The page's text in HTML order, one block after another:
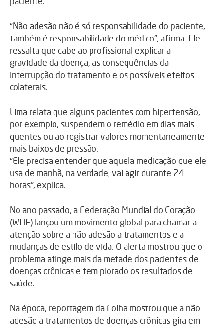
“Não adesão não é só responsabilidade do paciente,
também é responsabilidade do médico”, afirma. Ele
ressalta que cabe ao profissional explicar a
gravidade da doença, as consequências da
interrupção do tratamento e os possíveis efeitos
colaterais.
Lima relata que alguns pacientes com hipertensão,
por exemplo, suspendem o remédio em dias mais
quentes ou ao registrar valores momentaneamente
mais baixos de pressão.
“Ele precisa entender que aquela medicação que ele
usa de manhã, na verdade, vai agir durante 24
horas”, explica.
No ano passado, a Federação Mundial do Coração
(WHF) lançou um movimento global para chamar a
atenção sobre a não adesão a tratamentos e a
mudanças de estilo de vida. O alerta mostrou que o
problema atinge mais da metade dos pacientes de
doenças crônicas e tem piorado os resultados de
saúde.
Na época, reportagem da Folha mostrou que a não
adesão a tratamentos de doenças crônicas gira em